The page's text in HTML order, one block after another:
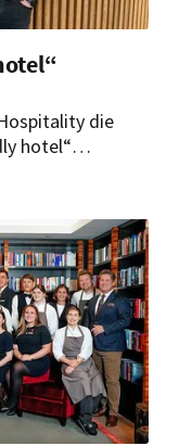
die
hotel“
Ausrichtung –
Sustainable